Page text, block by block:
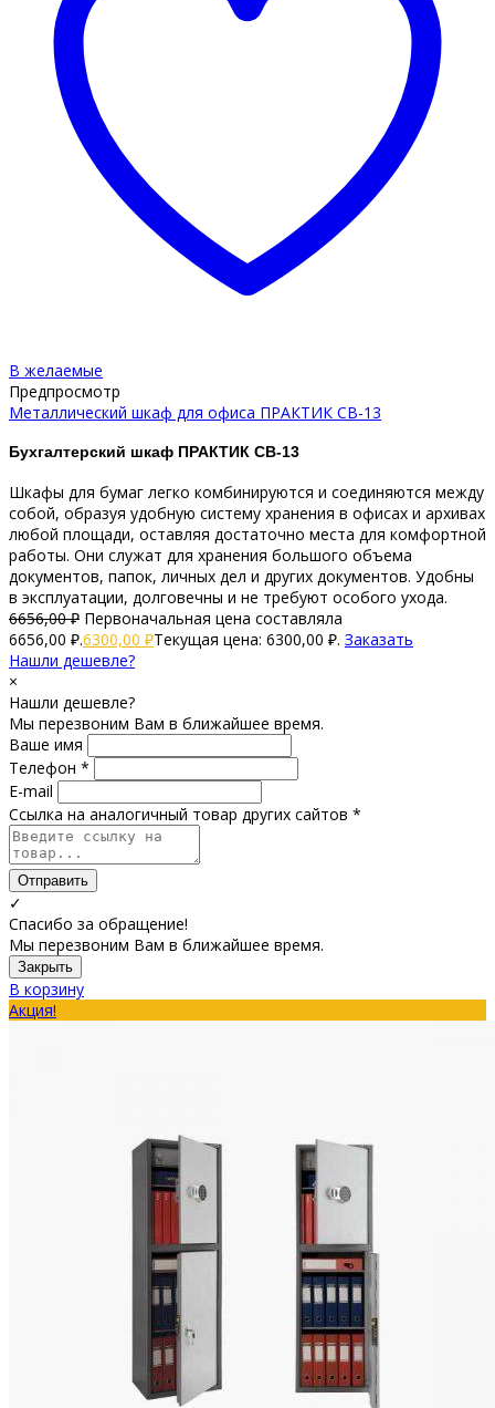
В желаемые
Предпросмотр
Металлический шкаф для офиса ПРАКТИК СВ-13
Бухгалтерский шкаф ПРАКТИК СВ-13
Шкафы для бумаг легко комбинируются и соединяются между
собой, образуя удобную систему хранения в офисах и архивах
любой площади, оставляя достаточно места для комфортной
работы. Они служат для хранения большого объема
документов, папок, личных дел и других документов. Удобны
в эксплуатации, долговечны и не требуют особого ухода.
6656,00₽ Первоначальная цена составляла
6656,00 ₽.6300,00 ₽Текущая цена: 6300,00 ₽. Заказать
Нашли дешевле?
×
Нашли дешевле?
Мы перезвоним Вам в ближайшее время.
Ваше имя
Телефон *
E-mail
Ссылка на аналогичный товар других сайтов *
Отправить
✓
Спасибо за обращение!
Мы перезвоним Вам в ближайшее время.
Закрыть
В корзину
Акция!